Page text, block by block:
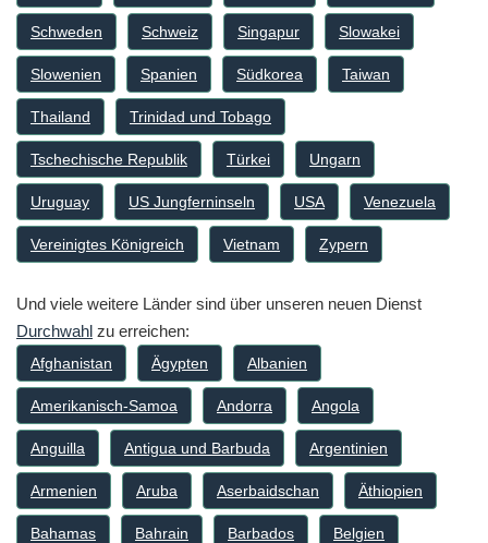
Schweden Schweiz Singapur Slowakei
Slowenien Spanien Südkorea Taiwan
Thailand Trinidad und Tobago
Tschechische Republik Türkei Ungarn
Uruguay US Jungferninseln USA Venezuela
Vereinigtes Königreich Vietnam Zypern
Und viele weitere Länder sind über unseren neuen Dienst
Durchwahl zu erreichen:
Afghanistan Ägypten Albanien
Amerikanisch-Samoa Andorra Angola
Anguilla Antigua und Barbuda Argentinien
Armenien Aruba Aserbaidschan Äthiopien
Bahamas Bahrain Barbados Belgien